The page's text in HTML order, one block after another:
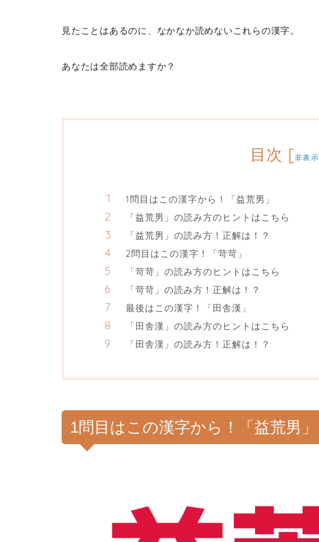
見たことはあるのに、なかなか読めないこれらの漢字。
あなたは全部読めますか？
目次 [非表示
1問目はこの漢字から！「益荒男」
「益荒男」の読み方のヒントはこちら
「益荒男」の読み方！正解は！？
2問目はこの漢字！「苛苛」
「苛苛」の読み方のヒントはこちら
「苛苛」の読み方！正解は！？
最後はこの漢字！「田舎漢」
「田舎漢」の読み方のヒントはこちら
「田舎漢」の読み方！正解は！？
1問目はこの漢字から！「益荒男」